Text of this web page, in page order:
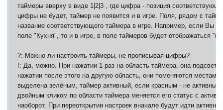
таймеры вверху в виде 1|2|3 , где цифра - позиция
цифры не будет, таймер не появится и в игре. Поля, рядом с
название соответствующего таймера в игре. Например, если Вы
поле "Кухня", то и в игре, в поле таймеров будет отображаться
?: Можно ли настроить таймеры, не прописывая цифры?
!: Да, можно. При нажатии 1 раз на область таймера, она
нажатии после этого на другую область, они поменяются
выделена зелёным, таймер активный, если красным - не
двойным кликом по области таймера меняется его статус с
наоборот. При переоткрытии настроек вначале будут идти